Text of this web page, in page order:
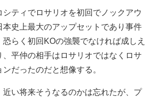
ティでロサリオを初回でノックアウ
本史上最大のアップセットであり事件
らく初回KOの強襲でなければ成しえ
、平仲の相手はロサリオではなくロサ
だったのだと想像する。
近い将来そうなるのかは忘れたが、プ